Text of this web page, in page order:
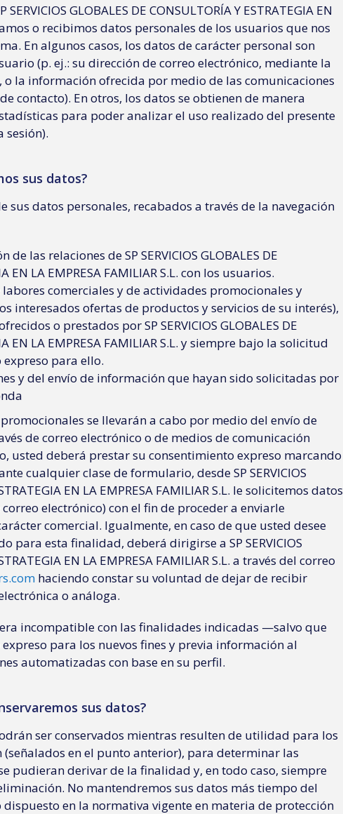
GLOBALES DE CONSULTORÍA Y ESTRATEGIA EN
o recibimos datos personales de los usuarios que nos
En algunos casos, los datos de carácter personal son
(p. ej.: su dirección de correo electrónico, mediante la
la información ofrecida por medio de las comunicaciones
contacto). En otros, los datos se obtienen de manera
para poder analizar el uso realizado del presente
sesión).
sus datos?
datos personales, recabados a través de la navegación
las relaciones de SP SERVICIOS GLOBALES DE
EN LA EMPRESA FAMILIAR S.L. con los usuarios.
labores comerciales y de actividades promocionales y
interesados ofertas de productos y servicios de su interés),
o prestados por SP SERVICIOS GLOBALES DE
EN LA EMPRESA FAMILIAR S.L. y siempre bajo la solicitud
para ello.
y del envío de información que hayan sido solicitadas por
se llevarán a cabo por medio del envío de
de correo electrónico o de medios de comunicación
usted deberá prestar su consentimiento expreso marcando
cualquier clase de formulario, desde SP SERVICIOS
EN LA EMPRESA FAMILIAR S.L. le solicitemos datos
electrónico) con el fin de proceder a enviarle
comercial. Igualmente, en caso de que usted desee
para esta finalidad, deberá dirigirse a SP SERVICIOS
EN LA EMPRESA FAMILIAR S.L. a través del correo
haciendo constar su voluntad de dejar de recibir
o análoga.
incompatible con las finalidades indicadas —salvo que
para los nuevos fines y previa información al
automatizadas con base en su perfil.
sus datos?
ser conservados mientras resulten de utilidad para los
en el punto anterior), para determinar las
pudieran derivar de la finalidad y, en todo caso, siempre
No mantendremos sus datos más tiempo del
en la normativa vigente en materia de protección